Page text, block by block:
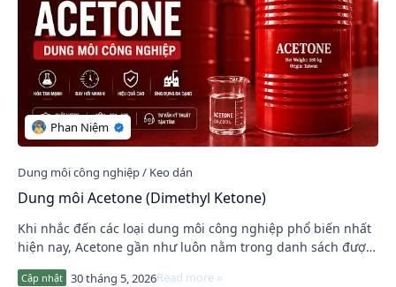
Dung môi Acetone (Dimethyl Ketone)
Khi nhắc đến các loại dung môi công nghiệp phổ biến nhất
hiện nay, Acetone gần như luôn nằm trong danh sách được
sử dụng nhiều nhất. Từ ngành sơn, m…